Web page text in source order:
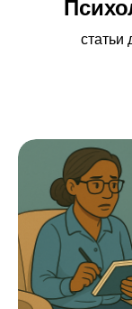
статьи